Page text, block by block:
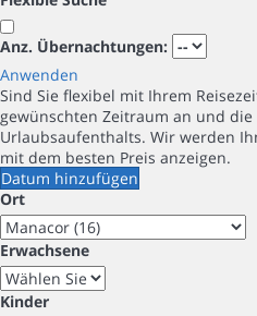
Anz. Übernachtungen:
Anwenden
Sind Sie flexibel mit Ihrem
gewünschten Zeitraum an und die
Urlaubsaufenthalts. Wir werden
mit dem besten Preis anzeigen.
Datum hinzufügen
Ort
Erwachsene
Kinder